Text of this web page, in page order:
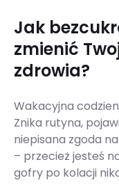
Jak
zmienić
zdrowia?
Wakacyjna
Znika rutyna,
niepisana zgoda
– przecież jesteś
gofry po kolacji